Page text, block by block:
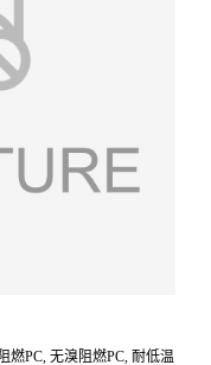
燃PC, 无溴阻燃PC, 耐低温